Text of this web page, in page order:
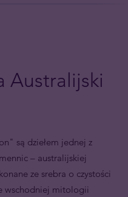
Australijski
są dziełem jednej z
– australijskiej
ze srebra o czystości
wschodniej mitologii